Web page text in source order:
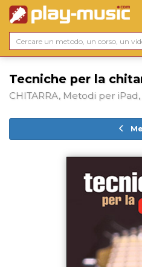
Tecniche per la
CHITARRA, Metodi per